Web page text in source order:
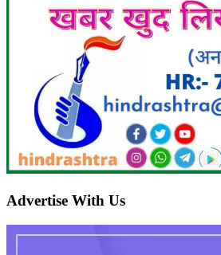
Advertise With Us